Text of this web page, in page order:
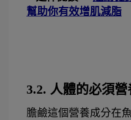
幫助你有效增肌減脂
3.2. 人體的必須
膽鹼這個營養成分在